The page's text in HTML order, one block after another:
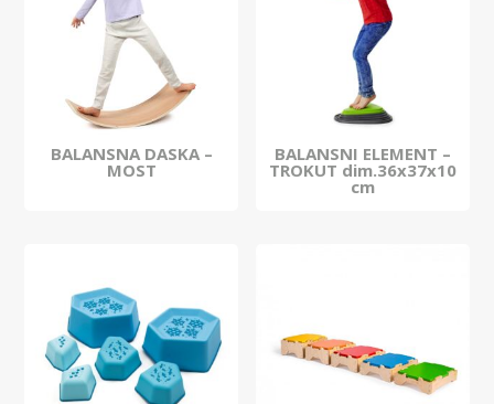
BALANSNA DASKA –
MOST
BALANSNI ELEMENT –
TROKUT dim.36x37x10
cm